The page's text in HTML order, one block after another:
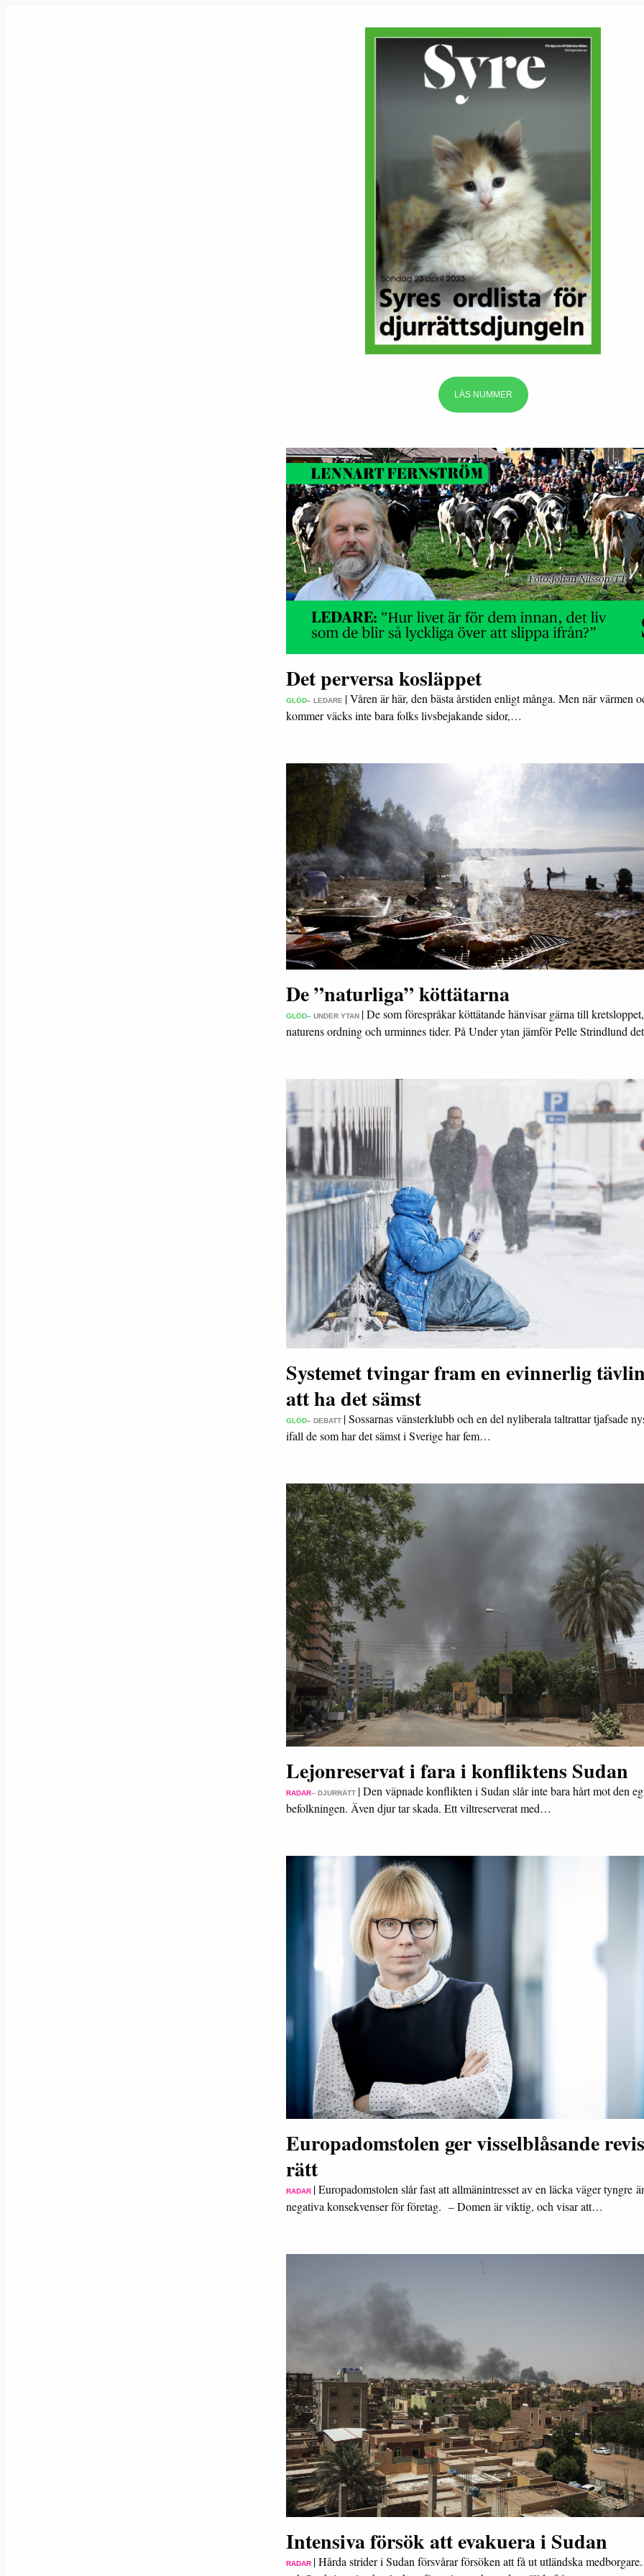
LÄS NUMMER
Det perversa kosläppet
GLÖD– LEDARE |Våren är här, den bästa årstiden enligt många. Men när värmen
kommer väcks inte bara folks livsbejakande sidor,…
De ”naturliga” köttätarna
GLÖD– UNDER YTAN |De som förespråkar köttätande hänvisar gärna till kretsloppet,
naturens ordning och urminnes tider. På Under ytan jämför Pelle Strindlund
Systemet tvingar fram en evinnerlig
att ha det sämst
GLÖD– DEBATT |Sossarnas vänsterklubb och en del nyliberala taltrattar tjafsade
ifall de som har det sämst i Sverige har fem…
Lejonreservat i fara i konfliktens Sudan
RADAR– DJURRÄTT |Den väpnade konflikten i Sudan slår inte bara hårt mot den
befolkningen. Även djur tar skada. Ett viltreserverat med…
Europadomstolen ger visselblåsande
rätt
RADAR |Europadomstolen slår fast att allmänintresset av en läcka väger tyngre
negativa konsekvenser för företag. – Domen är viktig, och visar att…
Intensiva försök att evakuera i Sudan
RADAR |Hårda strider i Sudan försvårar försöken att få ut utländska